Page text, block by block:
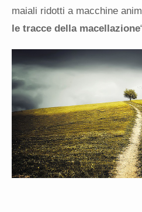
maiali ridotti a macchine
le tracce della macellazione